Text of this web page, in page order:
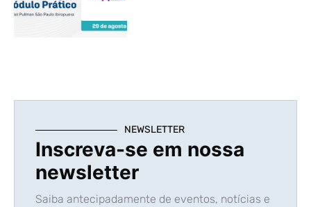
NEWSLETTER
Inscreva-se em nossa
newsletter
Saiba antecipadamente de eventos, notícias e